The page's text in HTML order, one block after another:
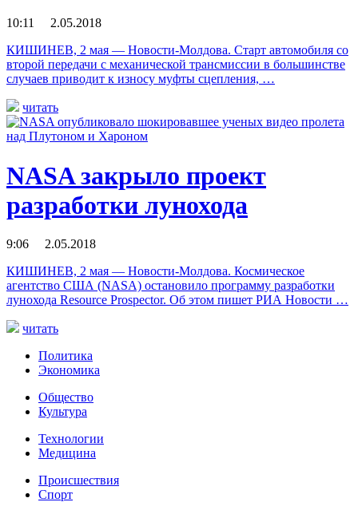
10:11 2.05.2018
КИШИНЕВ, 2 мая — Новости-Молдова. Старт автомобиля со
второй передачи с механической трансмиссии в большинстве
случаев приводит к износу муфты сцепления, …
читать
NASA закрыло проект
разработки лунохода
9:06 2.05.2018
КИШИНЕВ, 2 мая — Новости-Молдова. Космическое
агентство США (NASA) остановило программу разработки
лунохода Resource Prospector. Об этом пишет РИА Новости …
читать
Политика
Экономика
Общество
Культура
Технологии
Медицина
Происшествия
Спорт